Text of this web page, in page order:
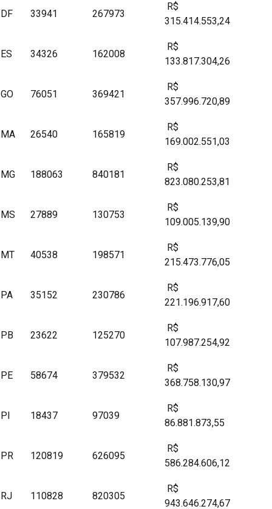
DF 33941 267973
R$
315.414.553,24
ES 34326 162008
R$
133.817.304,26
GO 76051 369421
R$
357.996.720,89
MA 26540 165819
R$
169.002.551,03
MG 188063 840181
R$
823.080.253,81
MS 27889 130753
R$
109.005.139,90
MT 40538 198571
R$
215.473.776,05
PA 35152 230786
R$
221.196.917,60
PB 23622 125270
R$
107.987.254,92
PE 58674 379532
R$
368.758.130,97
PI 18437 97039
R$
86.881.873,55
PR 120819 626095
R$
586.284.606,12
RJ 110828 820305
R$
943.646.274,67